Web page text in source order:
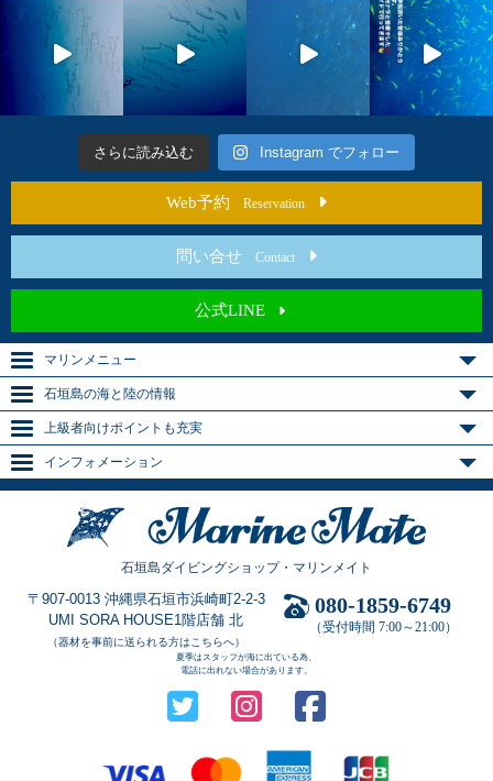
さらに読み込む Instagram でフォロー
Web予約 Reservation
問い合せ Contact
公式LINE
マリンメニュー
石垣島の海と陸の情報
上級者向けポイントも充実
インフォメーション
石垣島ダイビングショップ・マリンメイト
〒907-0013 沖縄県石垣市浜崎町2-2-3
UMI SORA HOUSE1階店舗 北
（器材を事前に送られる方はこちらへ）
080-1859-6749
（受付時間 7:00～21:00）
夏季はスタッフが海に出ている為、
電話に出れない場合があります。